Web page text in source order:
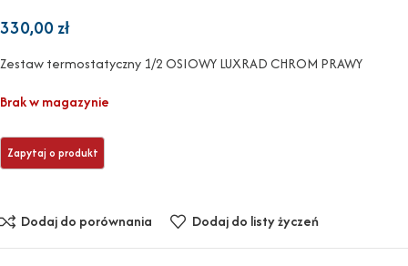
330,00zł
Zestaw termostatyczny 1/2 OSIOWY LUXRAD CHROM PRAWY
Brak w magazynie
Dodaj do porównania Dodaj do listy życzeń